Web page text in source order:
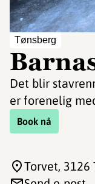
Tønsberg
Det blir
er forenelig
Book nå
Torvet, 3126